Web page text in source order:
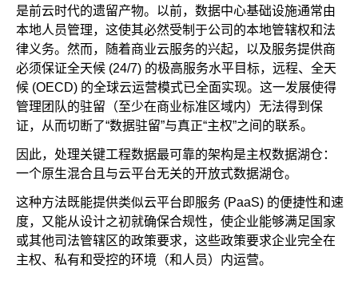
是前云时代的遗留产物。以前，数据中心基础设施通常由
本地人员管理，这使其必然受制于公司的本地管辖权和法
律义务。然而，随着商业云服务的兴起，以及服务提供商
必须保证全天候 (24/7) 的极高服务水平目标，远程、全天
候 (OECD) 的全球云运营模式已全面实现。这一发展使得
管理团队的驻留（至少在商业标准区域内）无法得到保
证，从而切断了“数据驻留”与真正“主权”之间的联系。
因此，处理关键工程数据最可靠的架构是主权数据湖仓：
一个原生混合且与云平台无关的开放式数据湖仓。
这种方法既能提供类似云平台即服务 (PaaS) 的便捷性和速
度，又能从设计之初就确保合规性，使企业能够满足国家
或其他司法管辖区的政策要求，这些政策要求企业完全在
主权、私有和受控的环境（和人员）内运营。